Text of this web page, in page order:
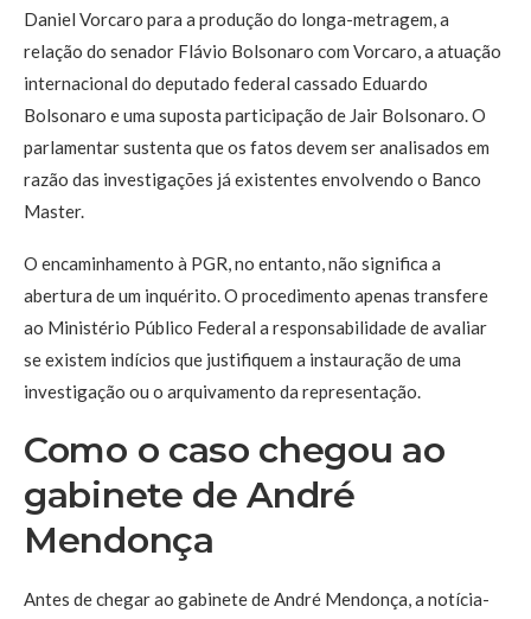
Daniel Vorcaro para a produção do longa-metragem, a
relação do senador Flávio Bolsonaro com Vorcaro, a atuação
internacional do deputado federal cassado Eduardo
Bolsonaro e uma suposta participação de Jair Bolsonaro. O
parlamentar sustenta que os fatos devem ser analisados em
razão das investigações já existentes envolvendo o Banco
Master.
O encaminhamento à PGR, no entanto, não significa a
abertura de um inquérito. O procedimento apenas transfere
ao Ministério Público Federal a responsabilidade de avaliar
se existem indícios que justifiquem a instauração de uma
investigação ou o arquivamento da representação.
Como o caso chegou ao
gabinete de André
Mendonça
Antes de chegar ao gabinete de André Mendonça, a notícia-